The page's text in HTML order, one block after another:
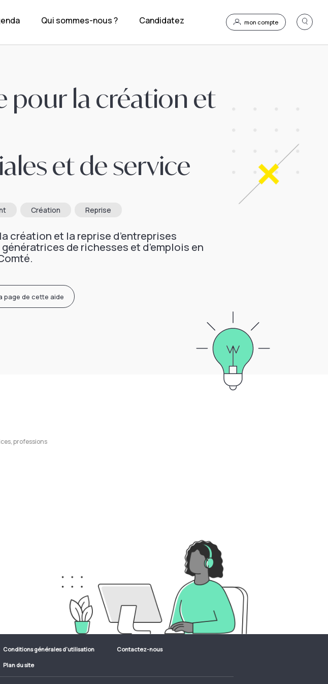
Qui sommes-nous ? Candidatez mon compte
pour la création et
et de service
Création Reprise
création et la reprise d’entreprises
de richesses et d’emplois en
page de cette aide
professions
Conditions générales d'utilisation Contactez-nous
Plan du site